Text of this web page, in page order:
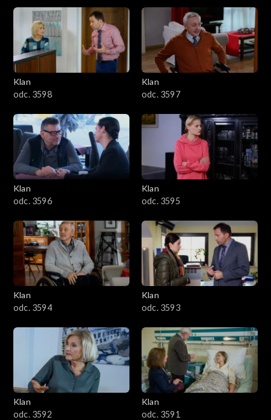
4301–4400
4201–4300
4101–4200
3901–4000
3801–3900
3701–3800
3601–3700
3501–3600
3401–3500
3201–3300
3101–3200
3001–3100
Klan
odc. 3598
Klan
odc. 3597
Klan
odc. 3596
Klan
odc. 3595
Klan
odc. 3594
Klan
odc. 3593
Klan
odc. 3592
Klan
odc. 3591